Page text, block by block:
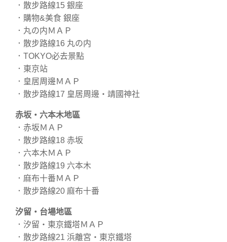
．散步路線15 銀座
．購物&美食 銀座
．丸の内ＭＡＰ
．散步路線16 丸の内
．TOKYO必去景點
．東京站
．皇居周邊ＭＡＰ
．散步路線17 皇居周邊・靖國神社
赤坂・六本木地區
．赤坂ＭＡＰ
．散步路線18 赤坂
．六本木ＭＡＰ
．散步路線19 六本木
．麻布十番ＭＡＰ
．散步路線20 麻布十番
汐留・台場地區
．汐留・東京鐵塔ＭＡＰ
．散步路線21 浜離宮・東京鐵塔